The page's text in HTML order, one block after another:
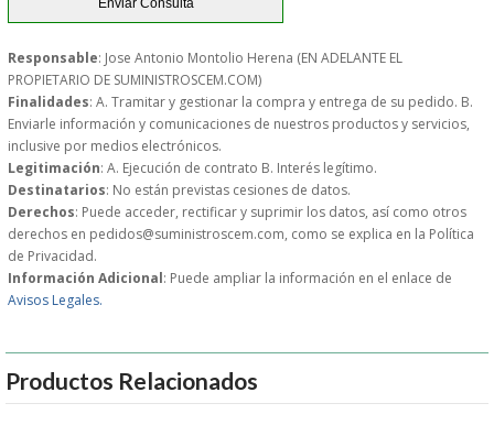
MAQUINARIA DE
ELABORACI�N
MAQUINARIA FRIA
MAQUINARIA DE LIMPIEZA
MENAJE DE COCINA
MAQUINARIA OTROS
MUEBLES
Responsable: Jose Antonio Montolio Herena (EN ADELANTE EL
PROPIETARIO DE SUMINISTROSCEM.COM)
Finalidades: A. Tramitar y gestionar la compra y entrega de su pedido. B.
Enviarle información y comunicaciones de nuestros productos y servicios,
inclusive por medios electrónicos.
Legitimación: A. Ejecución de contrato B. Interés legítimo.
Destinatarios: No están previstas cesiones de datos.
Derechos: Puede acceder, rectificar y suprimir los datos, así como otros
derechos en pedidos@suministroscem.com, como se explica en la Política
de Privacidad.
Información Adicional: Puede ampliar la información en el enlace de
Avisos Legales.
Productos Relacionados